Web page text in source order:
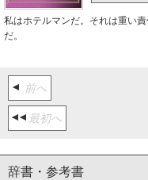
私はホテルマンだ。それは重い
だ。
最初へ
前へ
辞書・参考書